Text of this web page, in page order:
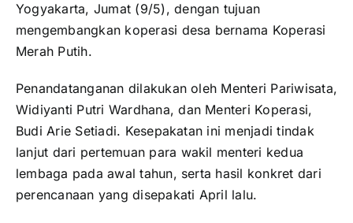
Yogyakarta, Jumat (9/5),dengan tujuan
mengembangkan koperasi desa bernama Koperasi
Merah Putih.
Penandatanganan dilakukanoleh Menteri Pariwisata,
Widiyanti Putri Wardhana,dan Menteri Koperasi,
BudiArie Setiadi. Kesepakatan ini menjaditindak
lanjut dari pertemuan para wakil menteri kedua
lembaga padaawaltahun, serta hasil konkret dari
perencanaan yangdisepakati April lalu.